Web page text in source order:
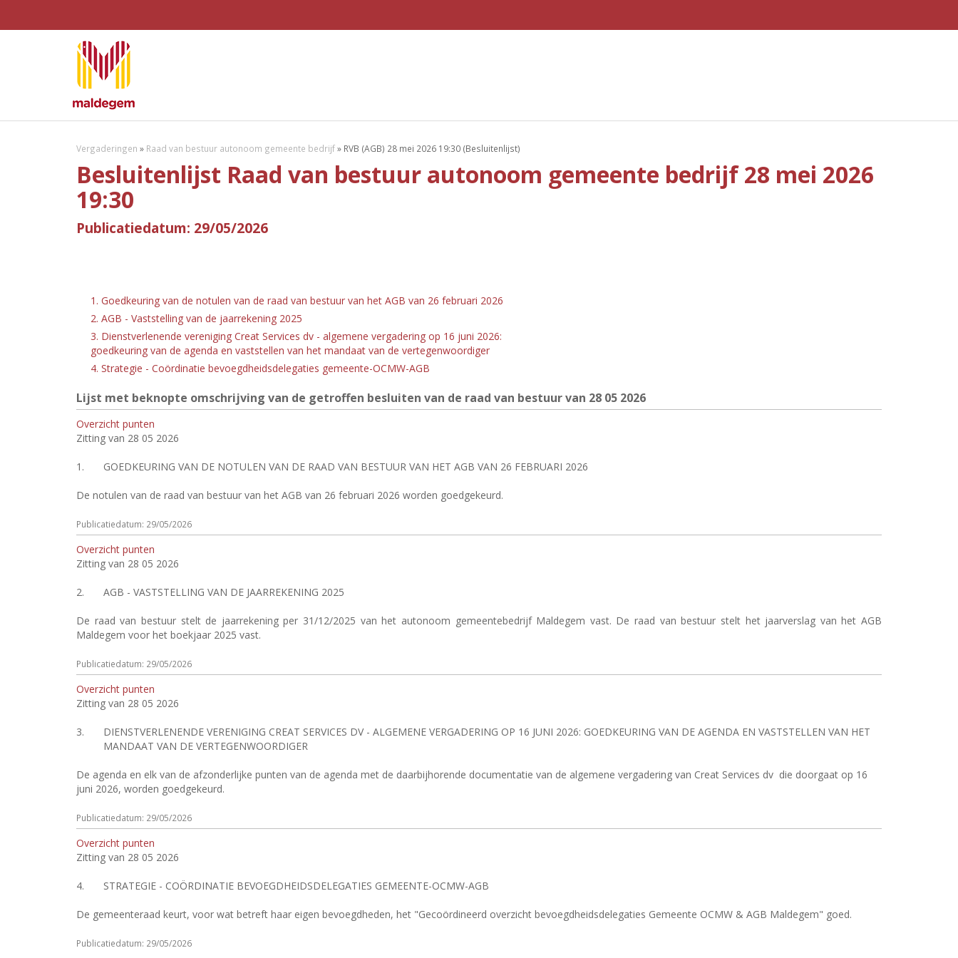
Vergaderingen » Raad van bestuur autonoom gemeente bedrijf» RVB (AGB) 28 mei 2026 19:30 (Besluitenlijst)
Besluitenlijst Raad van bestuur autonoom gemeente bedrijf 28 mei 2026
19:30
Publicatiedatum: 29/05/2026
1. Goedkeuring van de notulen van de raad van bestuur van het AGB van 26 februari 2026
2. AGB - Vaststelling van de jaarrekening 2025
3. Dienstverlenende vereniging Creat Services dv - algemene vergadering op 16 juni 2026:
goedkeuring van de agenda en vaststellen van het mandaat van de vertegenwoordiger
4. Strategie - Coördinatie bevoegdheidsdelegaties gemeente-OCMW-AGB
Lijst met beknopte omschrijving van de getroffen besluiten van de raad van bestuur van 28 05 2026
Overzicht punten
Zitting van 28 05 2026
1. GOEDKEURING VAN DE NOTULEN VAN DE RAAD VAN BESTUUR VAN HET AGB VAN 26 FEBRUARI 2026
De notulen van de raad van bestuur van het AGB van 26 februari 2026 worden goedgekeurd.
Publicatiedatum: 29/05/2026
Overzicht punten
Zitting van 28 05 2026
2. AGB - VASTSTELLING VAN DE JAARREKENING 2025
De raad van bestuur stelt de jaarrekening per 31/12/2025 van het autonoom gemeentebedrijf Maldegem vast. De raad van bestuur stelt het jaarverslag van het AGB
Maldegem voor het boekjaar 2025 vast.
Publicatiedatum: 29/05/2026
Overzicht punten
Zitting van 28 05 2026
3.
DIENSTVERLENENDE VERENIGING CREAT SERVICES DV - ALGEMENE VERGADERING OP 16 JUNI 2026: GOEDKEURING VAN DE AGENDA EN VASTSTELLEN VAN HET
MANDAAT VAN DE VERTEGENWOORDIGER
De agenda en elk van de afzonderlijke punten van de agenda met de daarbijhorende documentatie van de algemene vergadering van Creat Services dv die doorgaat op 16
juni 2026, worden goedgekeurd.
Publicatiedatum: 29/05/2026
Overzicht punten
Zitting van 28 05 2026
4. STRATEGIE - COÖRDINATIE BEVOEGDHEIDSDELEGATIES GEMEENTE-OCMW-AGB
De gemeenteraad keurt, voor wat betreft haar eigen bevoegdheden, het "Gecoördineerd overzicht bevoegdheidsdelegaties Gemeente OCMW & AGB Maldegem" goed.
Publicatiedatum: 29/05/2026